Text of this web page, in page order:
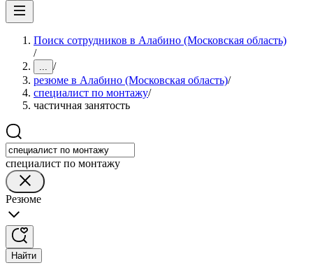
Поиск сотрудников в Алабино (Московская область)
/
... /
резюме в Алабино (Московская область)/
специалист по монтажу/
частичная занятость
специалист по монтажу
Резюме
Найти